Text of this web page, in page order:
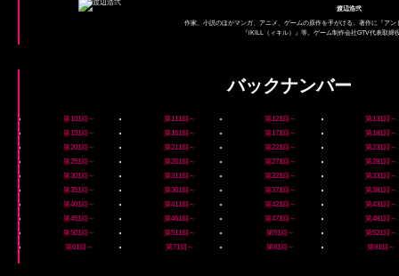
渡辺浩弐
作家。小説のほかマンガ、アニメ、ゲームの原作を手がける。著作に『ア
『iKILL（ィキル）』等。ゲーム制作会社GTV代表取締
バックナンバー
第101回～ 第111回～ 第121回～
第131回～
第151回～
第161回～ 第171回～
第181回～
第201回～
第211回～ 第221回～
第231回～
第251回～
第261回～ 第271回～
第281回～
第301回～
第311回～ 第321回～
第331回～
第351回～
第361回～ 第371回～
第381回～
第401回～
第411回～ 第421回～
第431回～
第451回～
第461回～ 第471回～
第481回～
第501回～
第511回～ 第51回～
第521回～
第61回～
第71回～ 第81回～ 第91回～